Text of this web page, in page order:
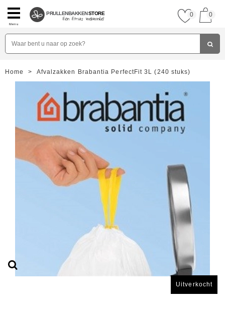
Menu
PRULLENBAKKENSTORE 0 0
Home > Afvalzakken Brabantia PerfectFit 3L (240 stuks)
Uitverkocht